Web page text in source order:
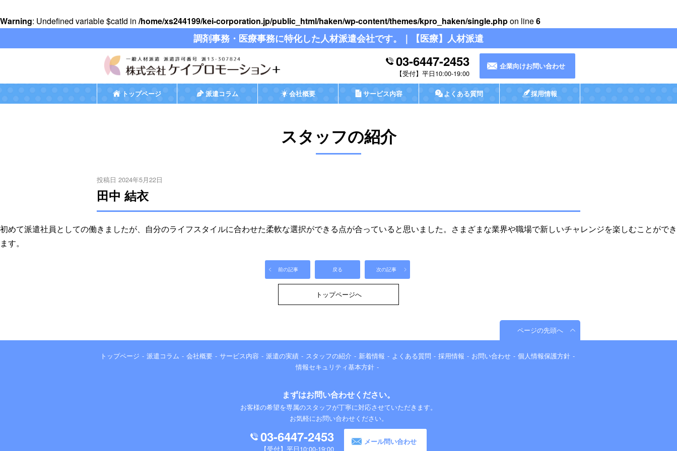
Warning: Undefined variable $catId in /home/xs244199/kei-corporation.jp/public_html/haken/wp-content/themes/kpro_haken/single.phpon line6
調剤事務・医療事務に特化した人材派遣会社です。｜【医療】人材派遣
03-6447-2453
平日10:00-19:00
企業向けお問い合わせ
トップページ 派遣コラム 会社概要 サービス内容 よくある質問 採用情報
スタッフの紹介
投稿日 2024年5月22日
田中 結衣
初めて派遣社員としての働きましたが、自分のライフスタイルに合わせた柔軟な選択ができる点が合っていると思いました。さまざまな業界や職場で新しいチャレンジを楽しむことができ
ます。
前の記事 戻る 次の記事
トップページへ
ページの先頭へ
トップページ 派遣コラム 会社概要 サービス内容 派遣の実績 スタッフの紹介 新着情報 よくある質問 採用情報 お問い合わせ
個人情報保護方針
情報セキュリティ基本方針
まずはお問い合わせください。
お客様の希望を専属のスタッフが丁寧に対応させていただきます。
お気軽にお問い合わせください。
03-6447-2453
平日10:00-19:00
メール問い合わせ